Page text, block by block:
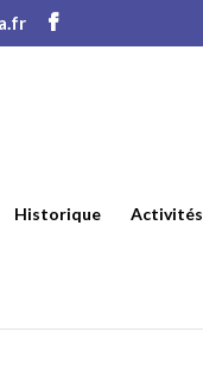
Historique Activités